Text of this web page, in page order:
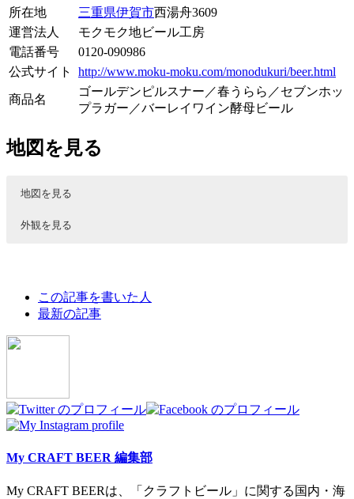
所在地
三重県伊賀市西湯舟3609
運営法人
モクモク地ビール工房
電話番号
0120-090986
公式サイト
http://www.moku-moku.com/monodukuri/beer.html
商品名
ゴールデンピルスナー／春うらら／セブンホッ
プラガー／バーレイワイン酵母ビール
地図を見る
地図を見る
外観を見る
following
tabs
change
この記事を書いた人
最新の記事
My CRAFT BEER 編集部
My CRAFT BEERは、「クラフトビール」に関する国内・海